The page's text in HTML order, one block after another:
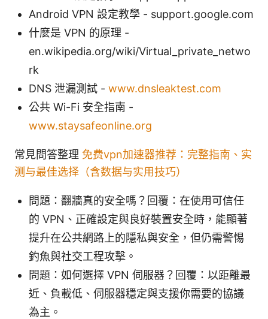
Android VPN 設定教學 - support.google.com
什麼是 VPN 的原理 -
en.wikipedia.org/wiki/Virtual_private_netwo
rk
DNS 泄漏測試 - www.dnsleaktest.com
公共 Wi-Fi 安全指南 -
www.staysafeonline.org
常見問答整理 免费vpn加速器推荐：完整指南、实
测与最佳选择（含数据与实用技巧）
問題：翻牆真的安全嗎？回覆：在使用可信任
的 VPN、正確設定與良好裝置安全時，能顯著
提升在公共網路上的隱私與安全，但仍需警惕
釣魚與社交工程攻擊。
問題：如何選擇 VPN 伺服器？回覆：以距離最
近、負載低、伺服器穩定與支援你需要的協議
為主。